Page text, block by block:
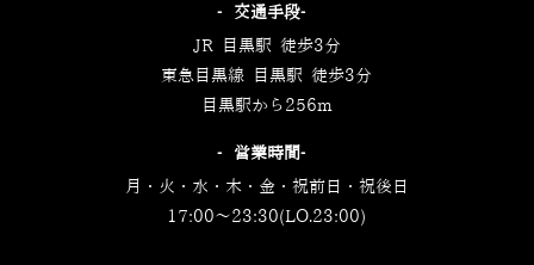
‐交通手段‐
JR 目黒駅 徒歩3分
東急目黒線 目黒駅 徒歩3分
目黒駅から256m
‐営業時間‐
月・火・水・木・金・祝前日・祝後日
17:00～23:30(LO.23:00)